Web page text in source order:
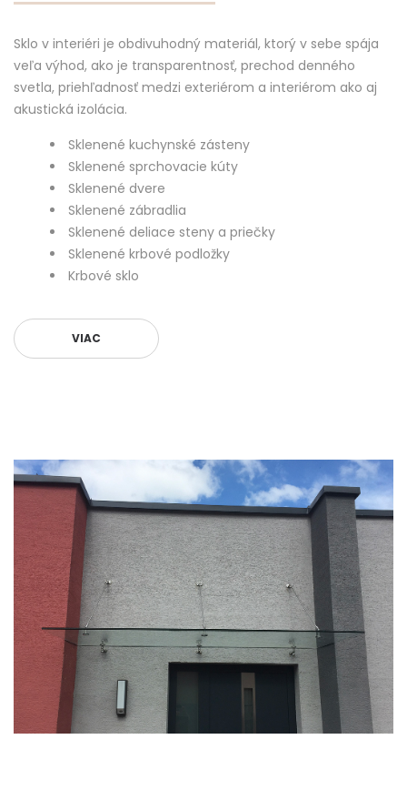
Sklo v interiéri je obdivuhodný materiál, ktorý v sebe spája
veľa výhod, ako je transparentnosť, prechod denného
svetla, priehľadnosť medzi exteriérom a interiérom ako aj
akustická izolácia.
Sklenené kuchynské zásteny
Sklenené sprchovacie kúty
Sklenené dvere
Sklenené zábradlia
Sklenené deliace steny a priečky
Sklenené krbové podložky
Krbové sklo
VIAC